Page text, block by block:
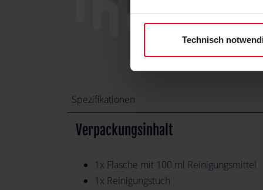
Technisch
Spezifikationen
Verpackungsinhalt
1x Flasche mit 100 ml Reinigungsmittel
1x Reinigungstuch